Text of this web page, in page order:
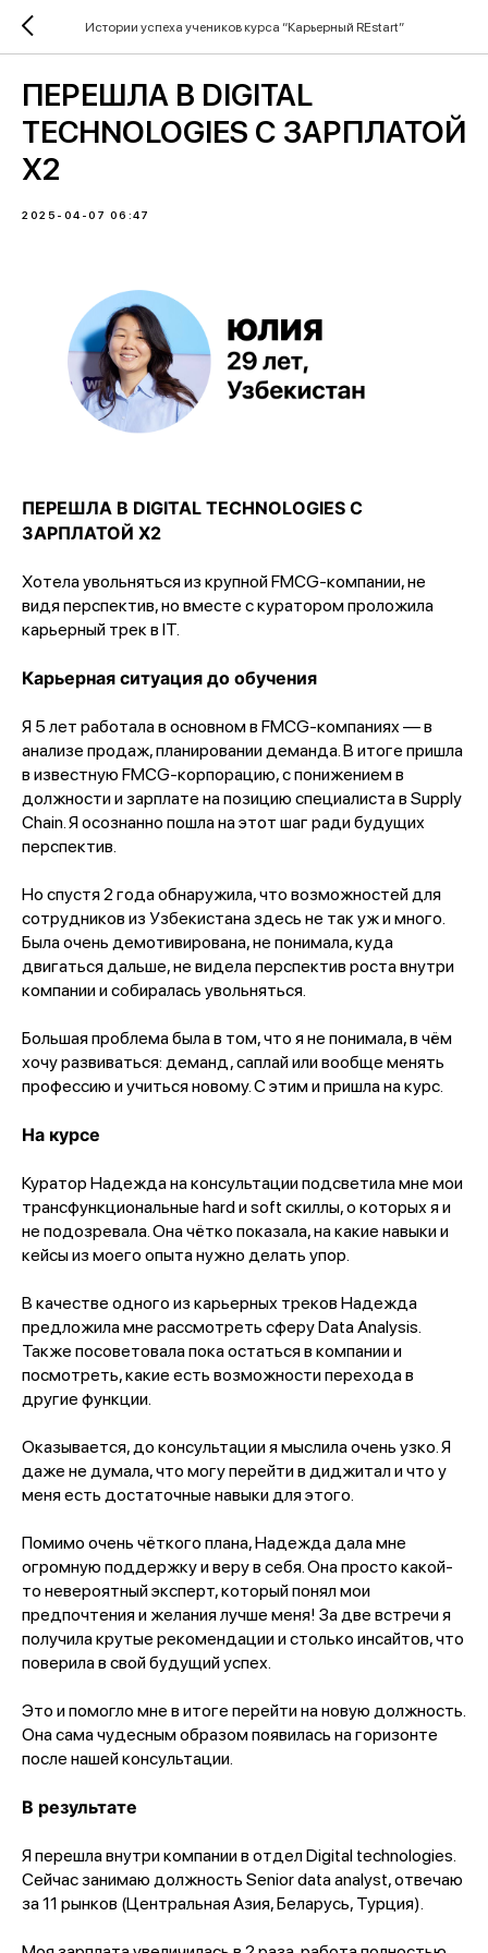
Истории успеха учеников курса “Карьерный REstart”
ПЕРЕШЛА В DIGITAL
TECHNOLOGIES С ЗАРПЛАТОЙ
Х2
2025-04-07 06:47
ПЕРЕШЛА В DIGITAL TECHNOLOGIES С
ЗАРПЛАТОЙ Х2
Хотела увольняться из крупной FMCG-компании, не
видя перспектив, но вместе с куратором проложила
карьерный трек в IT.
Карьерная ситуация до обучения
Я 5 лет работала в основном в FMCG-компаниях — в
анализе продаж, планировании деманда. В итоге пришла
в известную FMCG-корпорацию, с понижением в
должности и зарплате на позицию специалиста в Supply
Chain. Я осознанно пошла на этот шаг ради будущих
перспектив.
Но спустя 2 года обнаружила, что возможностей для
сотрудников из Узбекистана здесь не так уж и много.
Была очень демотивирована, не понимала, куда
двигаться дальше, не видела перспектив роста внутри
компании и собиралась увольняться.
Большая проблема была в том, что я не понимала, в чём
хочу развиваться: деманд, саплай или вообще менять
профессию и учиться новому. С этим и пришла на курс.
На курсе
Куратор Надежда на консультации подсветила мне мои
трансфункциональные hard и soft скиллы, о которых я и
не подозревала. Она чётко показала, на какие навыки и
кейсы из моего опыта нужно делать упор.
В качестве одного из карьерных треков Надежда
предложила мне рассмотреть сферу Data Analysis.
Также посоветовала пока остаться в компании и
посмотреть, какие есть возможности перехода в
другие функции.
Оказывается, до консультации я мыслила очень узко. Я
даже не думала, что могу перейти в диджитал и что у
меня есть достаточные навыки для этого.
Помимо очень чёткого плана, Надежда дала мне
огромную поддержку и веру в себя. Она просто какой-
то невероятный эксперт, который понял мои
предпочтения и желания лучше меня! За две встречи я
получила крутые рекомендации и столько инсайтов, что
поверила в свой будущий успех.
Это и помогло мне в итоге перейти на новую должность.
Она сама чудесным образом появилась на горизонте
после нашей консультации.
В результате
Я перешла внутри компании в отдел Digital technologies.
Сейчас занимаю должность Senior data analyst, отвечаю
за 11 рынков (Центральная Азия, Беларусь, Турция).